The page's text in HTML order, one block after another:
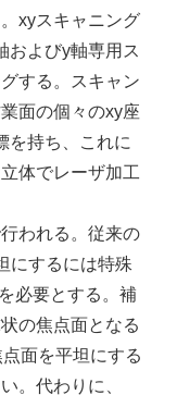
xyスキャニング
およびy軸専用ス
する。スキャン
面の個々のxy座
を持ち、これに
体でレーザ加工
われる。従来の
にするには特殊
必要とする。補
の焦点面となる
面を平坦にする
。代わりに、